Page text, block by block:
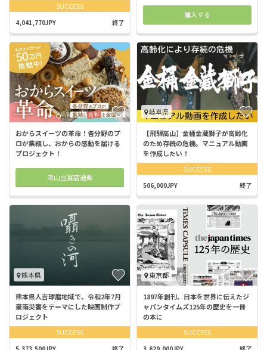
SUCCESS
4,041,770JPY 終了
購入する
おからスイーツの革命！各分野のプ
ロが集結し、おからの感動を届ける
プロジェクト！
深山豆富店通販
岐阜県
【飛騨高山】金桶金蔵獅子が高齢化
のため存続の危機。マニュアル動画
を作成したい！
SUCCESS
506,000JPY 終了
熊本県
熊本県人吉球磨地域で、令和2年7月
豪雨災害をテーマにした映画制作プ
ロジェクト
SUCCESS
東京都
1897年創刊、日本を世界に伝えたジ
ャパンタイムズ125年の歴史を一冊
の本に
SUCCESS